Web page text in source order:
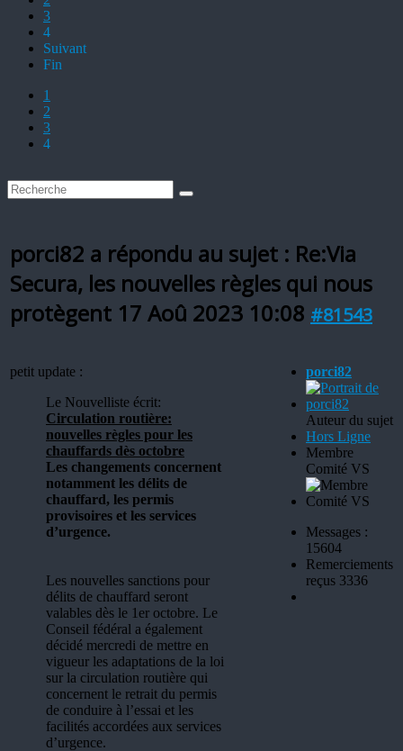
3
4
Suivant
Fin
1
2
3
4
porci82 a répondu au sujet : Re:Via
Secura, les nouvelles règles qui nous
protègent 17 Aoû 2023 10:08 #81543
petit update :
Le Nouvelliste écrit:
Circulation routière:
nouvelles règles pour les
chauffards dès octobre
Les changements concernent
notamment les délits de
chauffard, les permis
provisoires et les services
d’urgence.
Les nouvelles sanctions pour
délits de chauffard seront
valables dès le 1er octobre. Le
Conseil fédéral a également
décidé mercredi de mettre en
vigueur les adaptations de la loi
sur la circulation routière qui
concernent le retrait du permis
de conduire à l’essai et les
facilités accordées aux services
d’urgence.
porci82
Auteur du sujet
Hors Ligne
Membre
Comité VS
Messages :
15604
Remerciements
reçus 3336